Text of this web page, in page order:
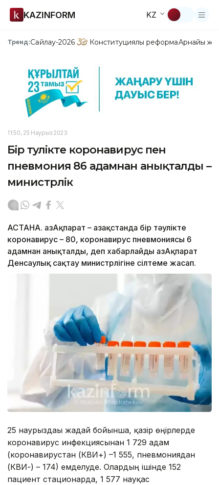
KAZINFORM KZ
Тренд:Сайлау-2026 Конституциялық реформаАрнайы
11:50, 25 Наурыз 2023
Бір тәулікте коронавирус пен
пневмония 86 адамнан анықталды –
министрлік
АСТАНА. ҚазАқпарат – Қазақстанда бір тәулікте
коронавирус – 80, коронавирус пневмониясы 6
адамнан анықталды, деп хабарлайды ҚазАқпарат
Денсаулық сақтау министрлігіне сілтеме жасап.
25 наурыздағы жағдай бойынша, қазір өңірлерде
коронавирус инфекциясынан 1 729 адам
(коронавирустан (КВИ+) –1 555, пневмониядан
(КВИ-) – 174) емделуде. Олардың ішінде 152
пациент стационарда, 1 577 науқас